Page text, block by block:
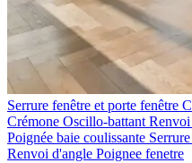
Serrure fenêtre et porte fenêtre
Crémone Oscillo-battant
Poignée baie coulissante
Renvoi d'angle Poignee fenetre